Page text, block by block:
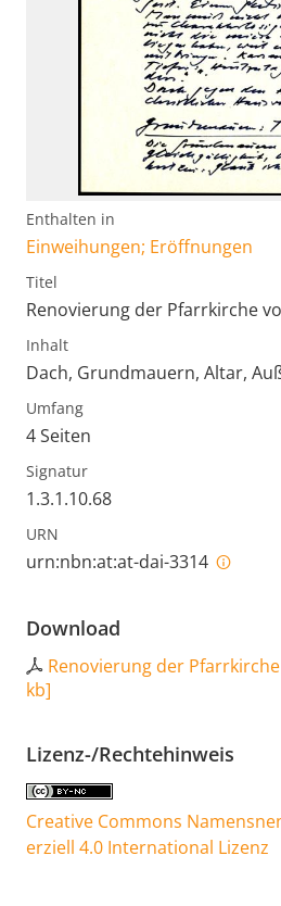
Enthalten in
Einweihungen; Eröffnungen
Titel
Renovierung der Pfarrkirche
Inhalt
Dach, Grundmauern, Altar,
Umfang
4 Seiten
Signatur
1.3.1.10.68
URN
urn:nbn:at:at-dai-3314
Download
Renovierung der
kb]
Lizenz-/Rechtehinweis
Creative Commons
erziell 4.0 International Lizenz